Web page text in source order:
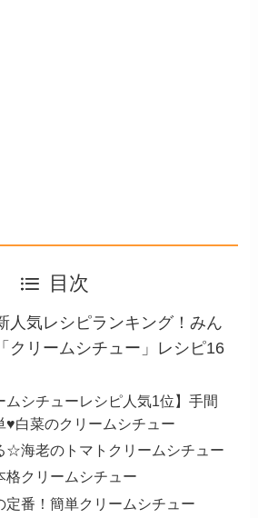
目次
人気レシピランキング！みん
クリームシチュー」レシピ16
ムシチューレシピ人気1位】手間
♥白菜のクリームシチュー
☆海老のトマトクリームシチュー
格クリームシチュー
定番！簡単クリームシチュー